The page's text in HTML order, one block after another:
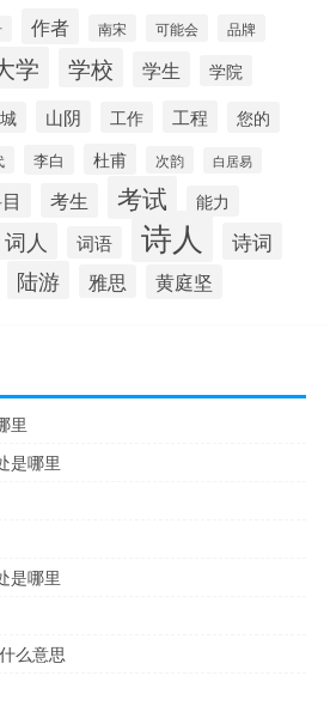
作者 南宋 可能会 品牌
学 学校 学生 学院
山阴 工作 工程 您的
李白 杜甫 次韵 白居易
考生 考试 能力
词人 词语 诗人 诗词
陆游 雅思 黄庭坚
里
是哪里
是哪里
么意思